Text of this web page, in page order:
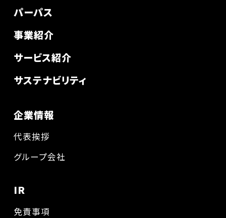
パーパス
事業紹介
サービス紹介
サステナビリティ
企業情報
代表挨拶
グループ会社
IR
免責事項